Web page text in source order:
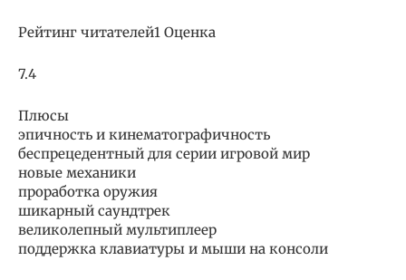
Рейтинг читателей1 Оценка
7.4
Плюсы
эпичность и кинематографичность
беспрецедентный для серии игровой мир
новые механики
проработка оружия
шикарный саундтрек
великолепный мультиплеер
поддержка клавиатуры и мыши на консоли